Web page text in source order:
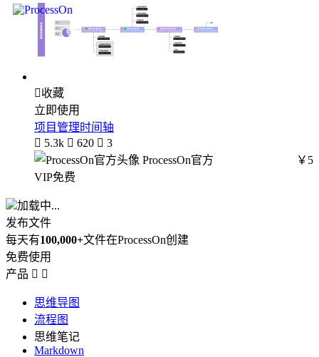
收藏
立即使用
项目管理时间轴
 5.3k  620  3
ProcessOn官方
￥5
VIP免费
加载中...
发布文件
每天有100,000+文件在ProcessOn创建
免费使用
产品  
思维导图
流程图
思维笔记
Markdown